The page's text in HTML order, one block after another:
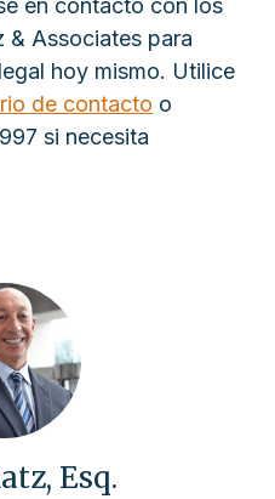
en contacto con los
& Associates para
hoy mismo. Utilice
de contacto o
si necesita
Esq.